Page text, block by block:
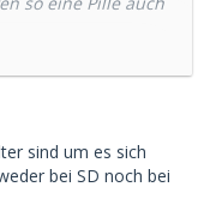
z.b. weinen
um die Zeit
sind um es sich
bei SD noch bei